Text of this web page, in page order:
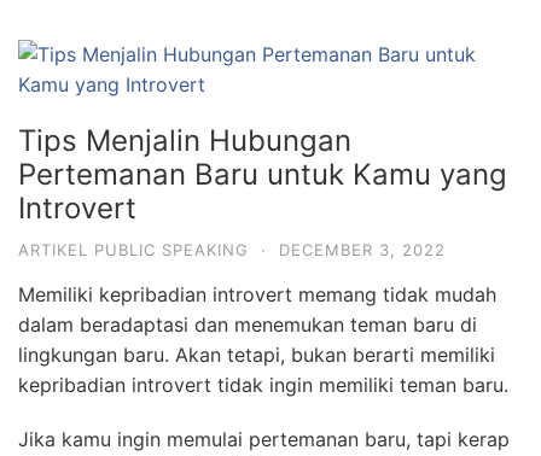
Tips Menjalin Hubungan
Pertemanan Baru untuk Kamu yang
Introvert
ARTIKEL PUBLIC SPEAKING · DECEMBER 3, 2022
Memiliki kepribadian introvert memang tidak mudah
dalam beradaptasi dan menemukan teman baru di
lingkungan baru. Akan tetapi, bukan berarti memiliki
kepribadian introvert tidak ingin memiliki teman baru.
Jika kamu ingin memulai pertemanan baru, tapi kerap